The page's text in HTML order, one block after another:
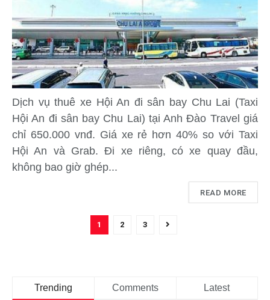
Dịch vụ thuê xe Hội An đi sân bay Chu Lai (Taxi
Hội An đi sân bay Chu Lai) tại Anh Đào Travel giá
chỉ 650.000 vnđ. Giá xe rẻ hơn 40% so với Taxi
Hội An và Grab. Đi xe riêng, có xe quay đầu,
không bao giờ ghép...
READ MORE
1 2 3
Trending Comments Latest